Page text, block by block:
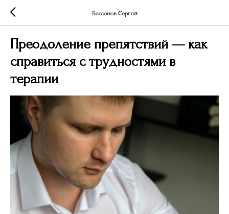
Бессонов Сергей
Преодоление препятствий — как
справиться с трудностями в
терапии